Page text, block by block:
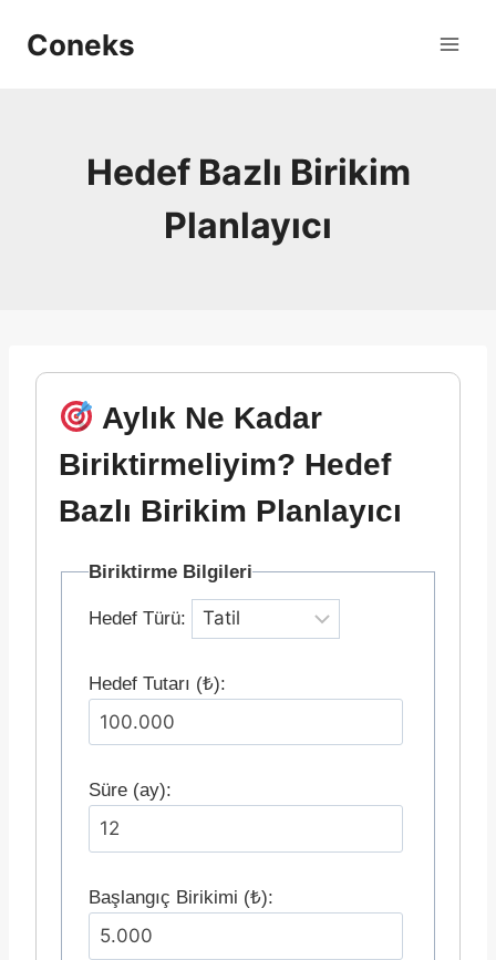
Coneks
Hedef Bazlı Birikim
Planlayıcı
Aylık Ne Kadar
Biriktirmeliyim? Hedef
Bazlı Birikim Planlayıcı
Biriktirme Bilgileri
Hedef Türü:
Hedef Tutarı (₺):
Süre (ay):
Başlangıç Birikimi (₺):